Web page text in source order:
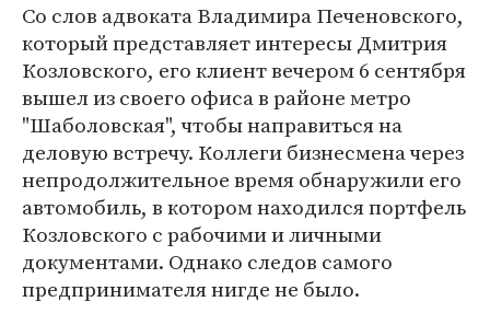
Со слов адвоката Владимира Печеновского,
который представляет интересы Дмитрия
Козловского, его клиент вечером 6 сентября
вышел из своего офиса в районе метро
"Шаболовская", чтобы направиться на
деловую встречу. Коллеги бизнесмена через
непродолжительное время обнаружили его
автомобиль, в котором находился портфель
Козловского с рабочими и личными
документами. Однако следов самого
предпринимателя нигде не было.